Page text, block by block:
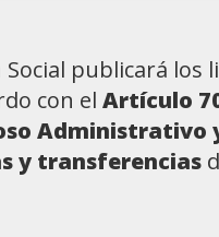
publicará los
con el Artículo
Administrativo
y transferencias